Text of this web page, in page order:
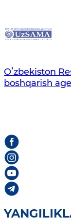
Oʻzbekiston
boshqarish